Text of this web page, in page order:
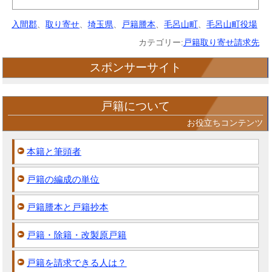
入間郡 、取り寄せ 、埼玉県 戸籍謄本 、毛呂山町 、毛呂山町役場
カテゴリー: 戸籍取り寄せ請求先
スポンサーサイト
戸籍について
お役立ちコンテンツ
本籍と筆頭者
戸籍の編成の単位
戸籍謄本と戸籍抄本
戸籍・除籍・改製原戸籍
戸籍を請求できる人は？